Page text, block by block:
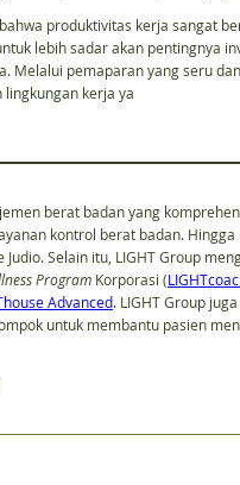
produktivitas kerja sangat
lebih sadar akan pentingnya
Melalui pemaparan yang seru
kerja ya
berat badan yang
kontrol berat badan.
Selain itu, LIGHT Group
Program Korporasi (
Advanced. LIGHT Group
untuk membantu pasien